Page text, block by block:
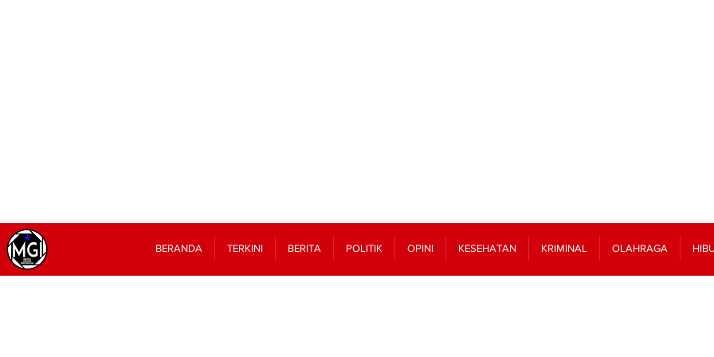
BERANDA TERKINI BERITA POLITIK OPINI KESEHATAN KRIMINAL OLAHRAGA